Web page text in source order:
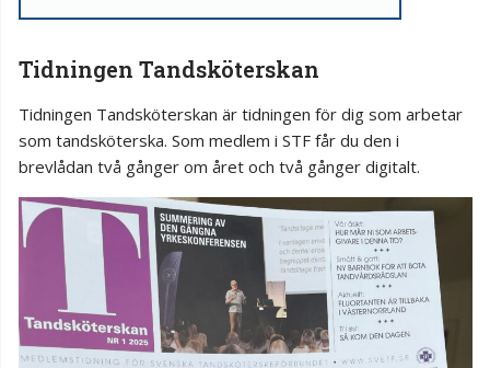
Tidningen Tandsköterskan
Tidningen Tandsköterskan är tidningen för dig som arbetar
som tandsköterska. Som medlem i STF får du den i
brevlådan två gånger om året och två gånger digitalt.